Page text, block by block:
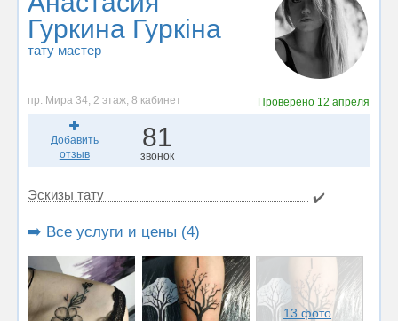
Гуркина Гуркіна
тату мастер
пр. Мира 34, 2 этаж, 8 кабинет Проверено 12 апреля
Добавить
отзыв
81
звонок
Эскизы тату ✔️
➡️ Все услуги и цены (4)
13 фото